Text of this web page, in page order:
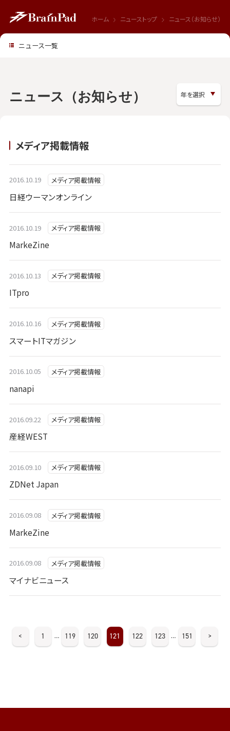
ホーム ニューストップ ニュース（お知らせ）
ニュース（お知らせ）
メディア掲載情報
2016.10.19 メディア掲載情報
日経ウーマンオンライン
2016.10.19 メディア掲載情報
MarkeZine
2016.10.13 メディア掲載情報
ITpro
2016.10.16 メディア掲載情報
スマートITマガジン
2016.10.05 メディア掲載情報
nanapi
2016.09.22 メディア掲載情報
産経WEST
2016.09.10 メディア掲載情報
ZDNet Japan
2016.09.08 メディア掲載情報
MarkeZine
2016.09.08 メディア掲載情報
マイナビニュース
< 1 … 119 120 121 122 123 … 151 >
ニュース一覧